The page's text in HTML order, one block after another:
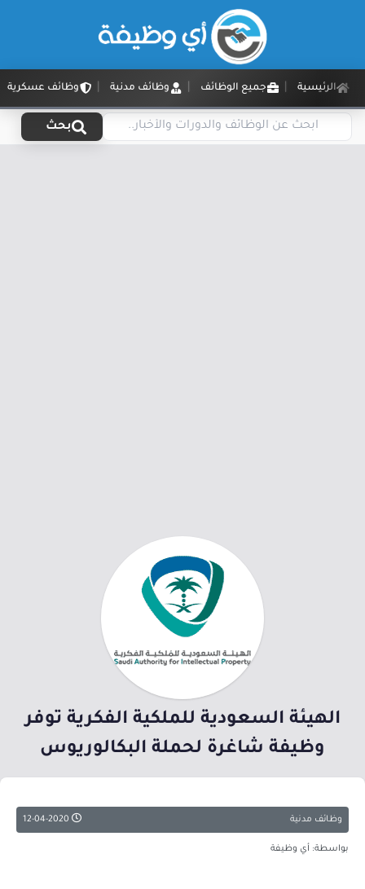
الرئيسية جميع الوظائف وظائف مدنية وظائف عسكرية
بحث
الهيئة السعودية للملكية الفكرية توفر
وظيفة شاغرة لحملة البكالوريوس
وظائف مدنية
بواسطة: أي وظيفة